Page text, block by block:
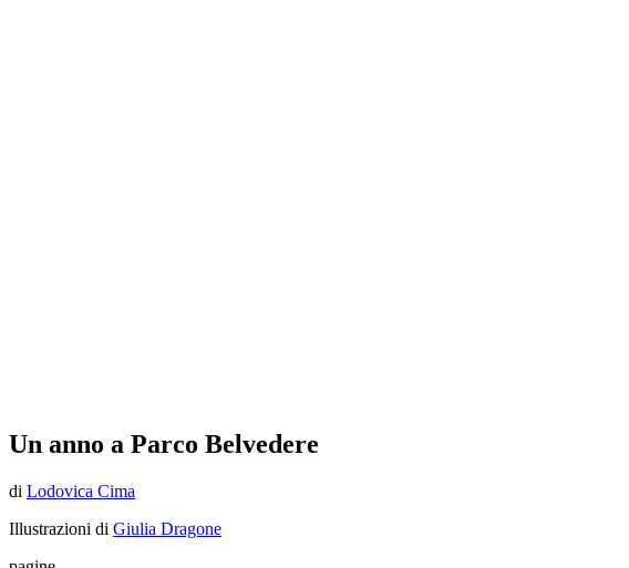
Un anno a Parco Belvedere
di Lodovica Cima
Illustrazioni di Giulia Dragone